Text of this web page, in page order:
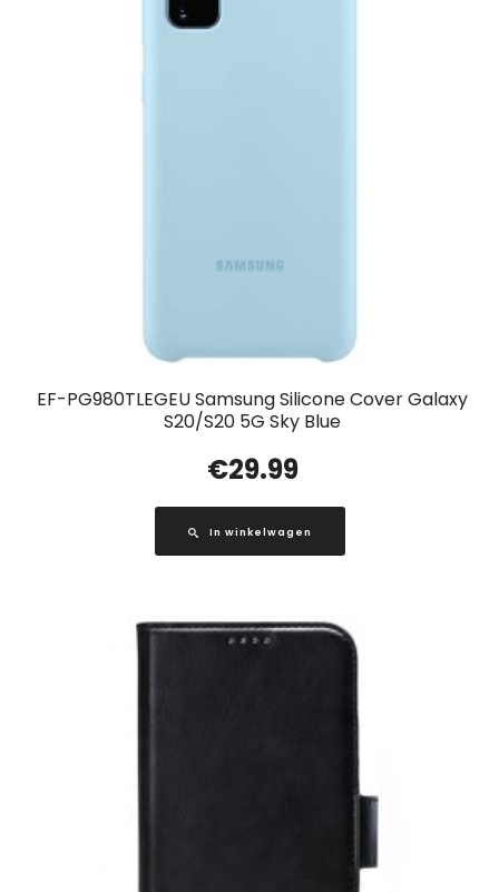
EF-PG980TLEGEU Samsung Silicone Cover Galaxy
S20/S20 5G Sky Blue
€29.99
In winkelwagen